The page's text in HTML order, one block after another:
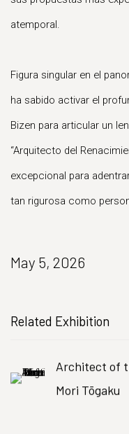
atemporal.
Figura singular en el
ha sabido activar el
Bizen para articular un
“Arquitecto del
excepcional para
tan rigurosa como
May 5, 2026
Related Exhibition
Architect of
Mori Tōgaku